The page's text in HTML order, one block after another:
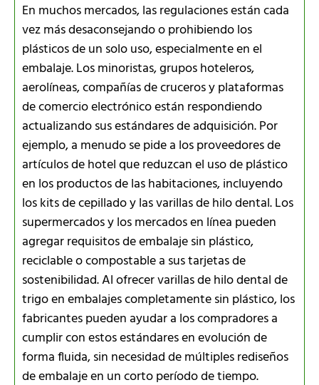
En muchos mercados, las regulaciones están cada
vez más desaconsejando o prohibiendo los
plásticos de un solo uso, especialmente en el
embalaje. Los minoristas, grupos hoteleros,
aerolíneas, compañías de cruceros y plataformas
de comercio electrónico están respondiendo
actualizando sus estándares de adquisición. Por
ejemplo, a menudo se pide a los proveedores de
artículos de hotel que reduzcan el uso de plástico
en los productos de las habitaciones, incluyendo
los kits de cepillado y las varillas de hilo dental. Los
supermercados y los mercados en línea pueden
agregar requisitos de embalaje sin plástico,
reciclable o compostable a sus tarjetas de
sostenibilidad. Al ofrecer varillas de hilo dental de
trigo en embalajes completamente sin plástico, los
fabricantes pueden ayudar a los compradores a
cumplir con estos estándares en evolución de
forma fluida, sin necesidad de múltiples rediseños
de embalaje en un corto período de tiempo.